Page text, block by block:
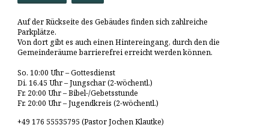
Auf der Rückseite des Gebäudes finden sich zahlreiche
Parkplätze.
Von dort gibt es auch einen Hintereingang, durch den die
Gemeinderäume barrierefrei erreicht werden können.
So. 10:00 Uhr – Gottesdienst
Di. 16.45 Uhr – Jungschar (2-wöchentl.)
Fr. 20:00 Uhr – Bibel-/Gebetsstunde
Fr. 20:00 Uhr – Jugendkreis (2-wöchentl.)
+49 176 55535795 (Pastor Jochen Klautke)